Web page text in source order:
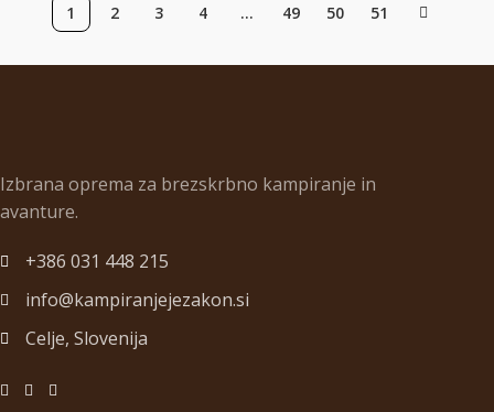
1 2 3 4 … 49 50 51
Izbrana oprema za brezskrbno kampiranje in
avanture.
+386 031 448 215
info@kampiranjejezakon.si
Celje, Slovenija